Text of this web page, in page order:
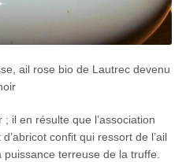
ail rose bio de Lautrec devenu
il en résulte que l’association
confit qui ressort de l’ail
terreuse de la truffe.